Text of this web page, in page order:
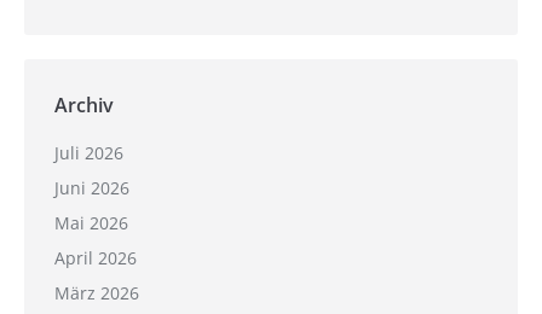
Archiv
Juli 2026
Juni 2026
Mai 2026
April 2026
März 2026